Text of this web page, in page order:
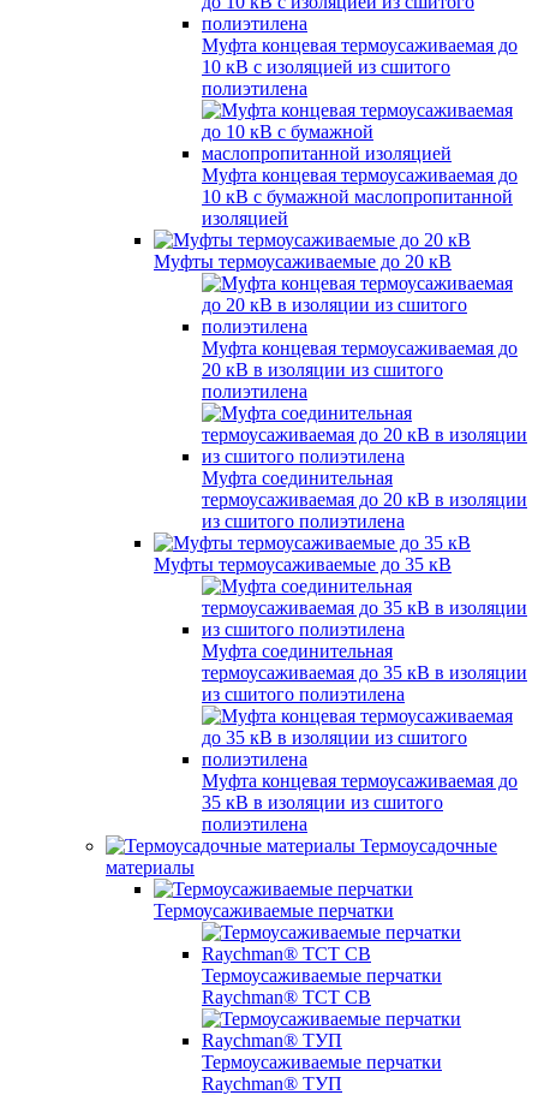
Муфта концевая термоусаживаемая до
10 кВ с изоляцией из сшитого
полиэтилена
Муфта концевая термоусаживаемая до
10 кВ с бумажной маслопропитанной
изоляцией
Муфты термоусаживаемые до 20 кВ
Муфта концевая термоусаживаемая до
20 кВ в изоляции из сшитого
полиэтилена
Муфта соединительная
термоусаживаемая до 20 кВ в изоляции
из сшитого полиэтилена
Муфты термоусаживаемые до 35 кВ
Муфта соединительная
термоусаживаемая до 35 кВ в изоляции
из сшитого полиэтилена
Муфта концевая термоусаживаемая до
35 кВ в изоляции из сшитого
полиэтилена
Термоусадочные
материалы
Термоусаживаемые перчатки
Термоусаживаемые перчатки
Raychman® TCT CB
Термоусаживаемые перчатки
Raychman® ТУП